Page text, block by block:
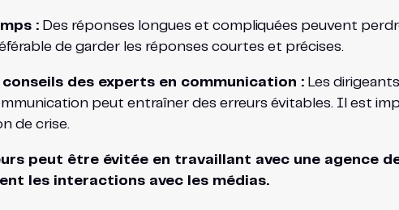
:Des réponses longues et compliquées peuvent
de garder les réponses courtes et précises.
conseils des experts en communication :Les
peut entraîner des erreurs évitables. Il est
de crise.
peut être évitée en travaillant avec une agence
les interactions avec les médias.